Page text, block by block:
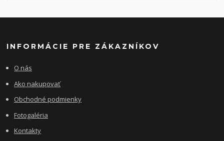
INFORMÁCIE PRE ZÁKAZNÍKOV
O nás
Ako nakupovať
Obchodné podmienky
Fotogaléria
Kontakty